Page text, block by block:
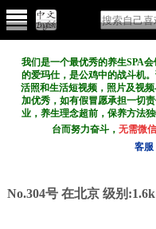
我们是一个最优秀的养生SPA
的爱玛仕，是公鸡中的战斗机
活照和生活短视频，照片及视
加优秀，如有假冒愿承担一切
业，养生理念超前，保养方法
台而努力奋斗，无需微
客服
No.304号 在北京 级别:1.6k